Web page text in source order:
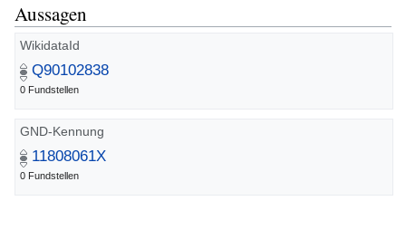
Aussagen
WikidataId
Q90102838
0 Fundstellen
GND-Kennung
11808061X
0 Fundstellen